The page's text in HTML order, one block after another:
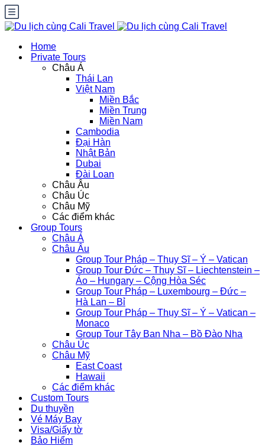
Home
Private Tours
Châu Á
Thái Lan
Việt Nam
Miền Bắc
Miền Trung
Miền Nam
Cambodia
Đại Hàn
Nhật Bản
Dubai
Đài Loan
Châu Âu
Châu Úc
Châu Mỹ
Các điểm khác
Group Tours
Châu Á
Châu Âu
Group Tour Pháp – Thụy Sĩ – Ý – Vatican
Group Tour Đức – Thụy Sĩ – Liechtenstein –
Áo – Hungary – Cộng Hòa Séc
Group Tour Pháp – Luxembourg – Đức –
Hà Lan – Bỉ
Group Tour Pháp – Thụy Sĩ – Ý – Vatican –
Monaco
Group Tour Tây Ban Nha – Bồ Đào Nha
Châu Úc
Châu Mỹ
East Coast
Hawaii
Các điểm khác
Custom Tours
Du thuyền
Vé Máy Bay
Visa/Giấy tờ
Bảo Hiểm